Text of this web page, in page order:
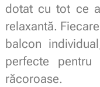
dotat cu tot ce
relaxantă.
balcon
perfecte
răcoroase.